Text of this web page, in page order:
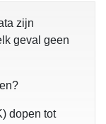
zijn
geval geen
dopen tot